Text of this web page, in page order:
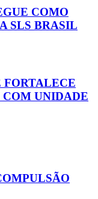
COMO
SLS BRASIL
UNIDADE